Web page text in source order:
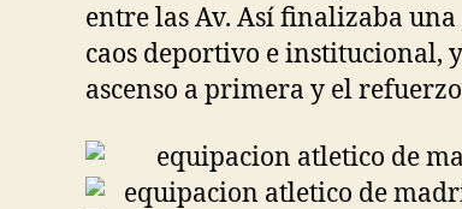
entre las Av. Así finalizaba
caos deportivo e institucional,
ascenso a primera y el